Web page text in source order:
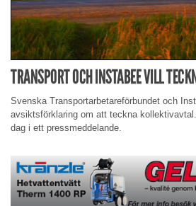
TRANSPORT OCH INSTABEE VILL
Svenska Transportarbetareförbundet och
avsiktsförklaring om att teckna
dag i ett pressmeddelande.